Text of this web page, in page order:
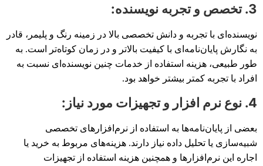
3. تخصص و تجربه نویسنده:
نویسنده‌ای با تجربه و دانش تخصصی بالا در زمینه رنگ و پلیمر، قادر
به نگارش پایان‌نامه‌ای با کیفیت بالاتر و در زمان کوتاه‌تر است. به
طور طبیعی، هزینه استفاده از خدمات چنین نویسنده‌ای نسبت به
افراد با تجربه کمتر بیشتر خواهد بود.
4. نوع نرم افزار و تجهیزات مورد نیاز:
بعضی از پایان‌نامه‌ها به استفاده از نرم‌افزارهای تخصصی
شبیه‌سازی یا تحلیل داده نیاز دارند. هزینه‌های مربوط به خرید یا
اجاره این نرم‌افزارها و همچنین هزینه استفاده از تجهیزات